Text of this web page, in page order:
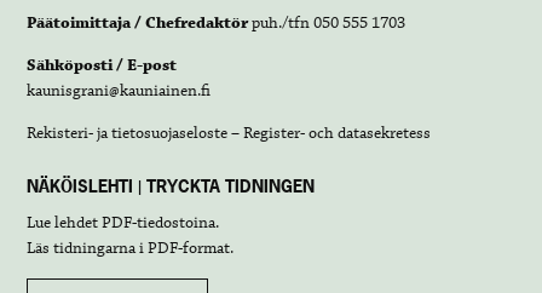
Päätoimittaja / Chefredaktörpuh./tfn 050 555 1703
Sähköposti / E-post
kaunisgrani@kauniainen.fi
Rekisteri- ja tietosuojaseloste – Register- och datasekretess
NÄKÖISLEHTI | TRYCKTA TIDNINGEN
Lue lehdetPDF-tiedostoina.
Läs tidningarna iPDF-format.